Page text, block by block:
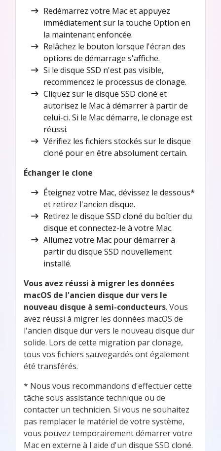
Redémarrez votre Mac et appuyez
immédiatement sur la touche Option en
la maintenant enfoncée.
Relâchez le bouton lorsque l'écran des
options de démarrage s'affiche.
Si le disque SSD n'est pas visible,
recommencez le processus de clonage.
Cliquez sur le disque SSD cloné et
autorisez le Mac à démarrer à partir de
celui-ci. Si le Mac démarre, le clonage est
réussi.
Vérifiez les fichiers stockés sur le disque
cloné pour en être absolument certain.
Échanger le clone
Éteignez votre Mac, dévissez le dessous*
et retirez l'ancien disque.
Retirez le disque SSD cloné du boîtier du
disque et connectez-le à votre Mac.
Allumez votre Mac pour démarrer à
partir du disque SSD nouvellement
installé.
Vous avez réussi à migrer les données
macOS de l'ancien disque dur vers le
nouveau disque à semi-conducteurs. Vous
avez réussi à migrer les données macOS de
l'ancien disque dur vers le nouveau disque dur
solide. Lors de cette migration par clonage,
tous vos fichiers sauvegardés ont également
été transférés.
* Nous vous recommandons d'effectuer cette
tâche sous assistance technique ou de
contacter un technicien. Si vous ne souhaitez
pas remplacer le matériel de votre système,
vous pouvez temporairement démarrer votre
Mac en externe à l'aide d'un disque SSD cloné.